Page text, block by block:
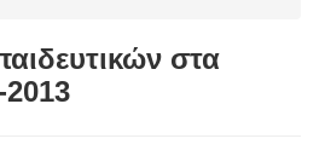
στα
2013